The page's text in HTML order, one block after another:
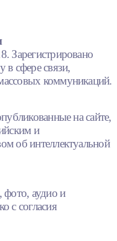
в сфере связи,
коммуникаций.
на сайте,
и
об интеллектуальной
фото, аудио и
с согласия